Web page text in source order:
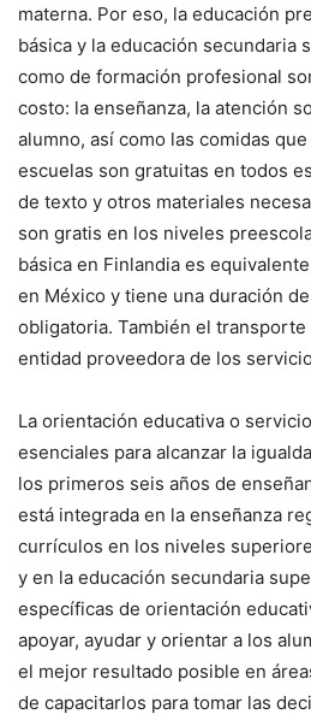
materna. Por eso, la educación
básica y la educación secundaria
como de formación profesional
costo: la enseñanza, la atención
alumno, así como las comidas
escuelas son gratuitas en todos
de texto y otros materiales
son gratis en los niveles
básica en Finlandia es
en México y tiene una duración
obligatoria. También el
entidad proveedora de los
La orientación educativa o
esenciales para alcanzar la
los primeros seis años de
está integrada en la enseñanza
currículos en los niveles
y en la educación secundaria
específicas de orientación
apoyar, ayudar y orientar a los
el mejor resultado posible en
de capacitarlos para tomar las